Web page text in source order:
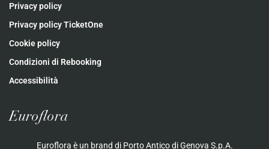
Privacy policy
Privacy policy TicketOne
Cookie policy
Condizioni di Rebooking
Accessibilità
Euroflora
Euroflora è un brand di Porto Antico di Genova S.p.A.